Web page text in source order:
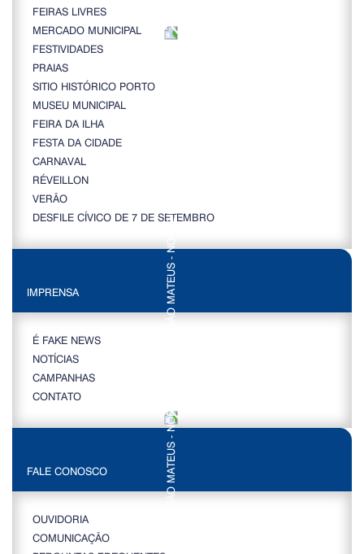
FEIRAS LIVRES
MERCADO MUNICIPAL
FESTIVIDADES
PRAIAS
SITIO HISTÓRICO PORTO
MUSEU MUNICIPAL
FEIRA DA ILHA
FESTA DA CIDADE
CARNAVAL
RÉVEILLON
VERÃO
DESFILE CÍVICO DE 7 DE SETEMBRO
IMPRENSA
É FAKE NEWS
NOTÍCIAS
CAMPANHAS
CONTATO
FALE CONOSCO
OUVIDORIA
COMUNICAÇÃO